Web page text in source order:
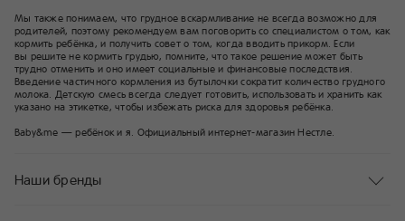
Мы также понимаем, что грудное вскармливание не всегда возможно для
родителей, поэтому рекомендуем вам поговорить со специалистом о том, как
кормить ребёнка, и получить совет о том, когда вводить прикорм. Если
вы решите не кормить грудью, помните, что такое решение может быть
трудно отменить и оно имеет социальные и финансовые последствия.
Введение частичного кормления из бутылочки сократит количество грудного
молока. Детскую смесь всегда следует готовить, использовать и хранить как
указано на этикетке, чтобы избежать риска для здоровья ребёнка.
Baby&me — ребёнок и я. Официальный интернет-магазин Нестле.
Наши бренды